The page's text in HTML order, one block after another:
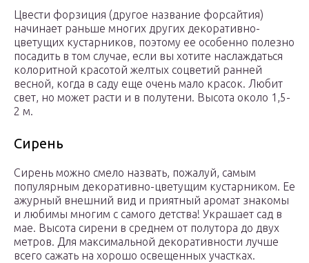
Цвести форзиция (другое название форсайтия)
начинает раньше многих других декоративно-
цветущих кустарников, поэтому ее особенно полезно
посадить в том случае, если вы хотите наслаждаться
колоритной красотой желтых соцветий ранней
весной, когда в саду еще очень мало красок. Любит
свет, но может расти и в полутени. Высота около 1,5-
2 м.
Сирень
Сирень можно смело назвать, пожалуй, самым
популярным декоративно-цветущим кустарником. Ее
ажурный внешний вид и приятный аромат знакомы
и любимы многим с самого детства! Украшает сад в
мае. Высота сирени в среднем от полутора до двух
метров. Для максимальной декоративности лучше
всего сажать на хорошо освещенных участках.